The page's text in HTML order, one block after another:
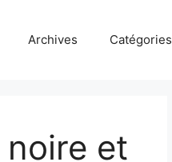
Archives Catégories
et